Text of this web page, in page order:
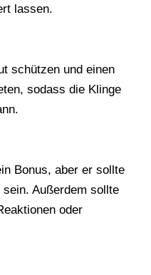
lassen.
schützen und einen
sodass die Klinge
Bonus, aber er sollte
Außerdem sollte
oder